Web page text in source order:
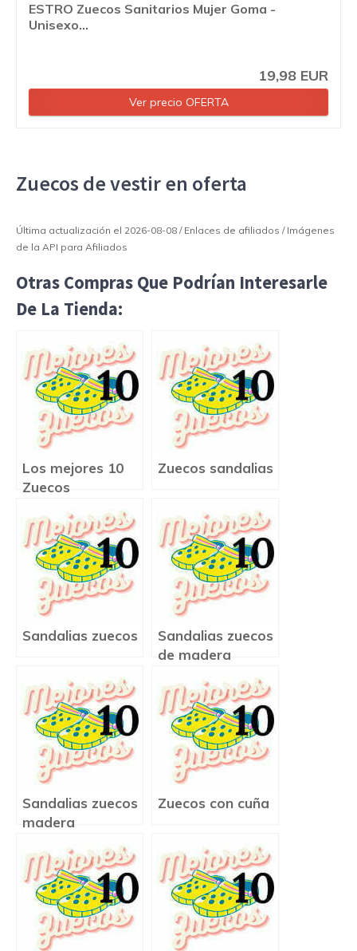
ESTRO Zuecos Sanitarios Mujer Goma -
Unisexo...
19,98 EUR
Ver precio OFERTA
Zuecos de vestir en oferta
Última actualización el 2026-08-08 / Enlaces de afiliados / Imágenes
de la API para Afiliados
Otras Compras Que Podrían Interesarle
De La Tienda:
Los mejores 10
Zuecos
Zuecos sandalias
Sandalias zuecos
Sandalias zuecos
de madera
Sandalias zuecos
madera
Zuecos con cuña